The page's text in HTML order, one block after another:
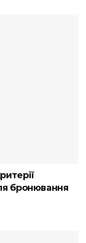
бронювання